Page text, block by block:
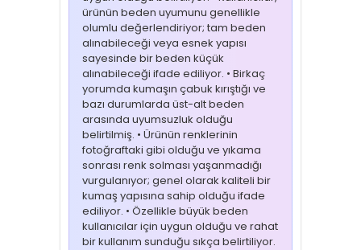
ürünün beden uyumunu genellikle
olumlu değerlendiriyor; tam beden
alınabileceği veya esnek yapısı
sayesinde bir beden küçük
alınabileceği ifade ediliyor. • Birkaç
yorumda kumaşın çabuk kırıştığı ve
bazı durumlarda üst-alt beden
arasında uyumsuzluk olduğu
belirtilmiş. • Ürünün renklerinin
fotoğraftaki gibi olduğu ve yıkama
sonrası renk solması yaşanmadığı
vurgulanıyor; genel olarak kaliteli bir
kumaş yapısına sahip olduğu ifade
ediliyor. • Özellikle büyük beden
kullanıcılar için uygun olduğu ve rahat
bir kullanım sunduğu sıkça belirtiliyor.